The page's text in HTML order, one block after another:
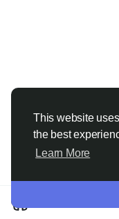
This website
the best
Learn More